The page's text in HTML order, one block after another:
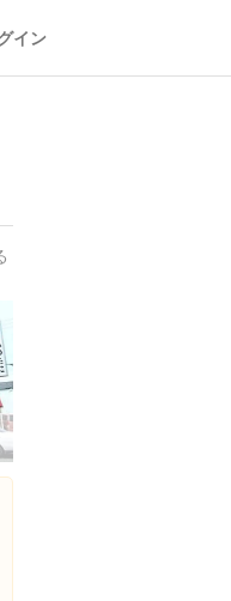
イン